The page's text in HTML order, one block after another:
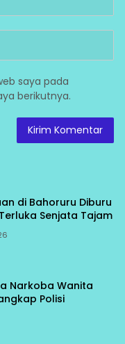
saya pada
berikutnya.
di Bahoruru Diburu
Senjata Tajam
Narkoba Wanita
Polisi